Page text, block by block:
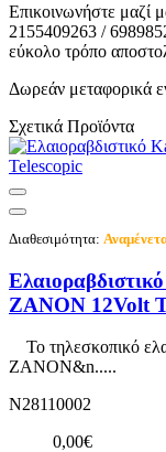
Επικοινωνήστε μαζί
2155409263 /
εύκολο τρόπο
Δωρεάν μεταφορικά
Σχετικά Προϊόντα
Διαθεσιμότητα:
ZANON 12Volt
Το τηλεσκοπικό
ZANON&n.....
N28110002
0,00€